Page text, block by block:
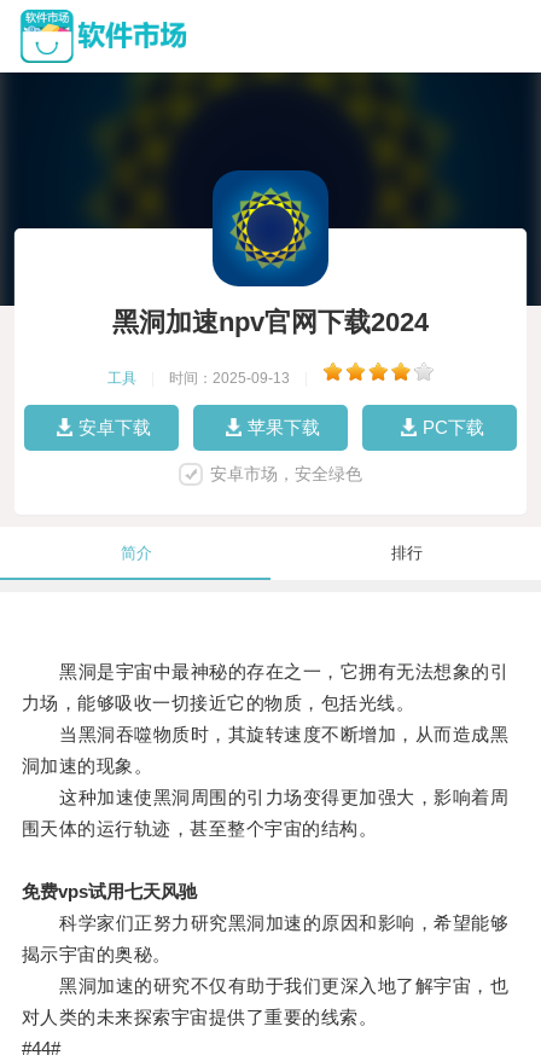
黑洞加速npv官网下载2024
工具 时间：2025-09-13
安卓下载 苹果下载 PC下载
安卓市场，安全绿色
简介 排行
黑洞是宇宙中最神秘的存在之一，它拥有无法想象的引
力场，能够吸收一切接近它的物质，包括光线。
当黑洞吞噬物质时，其旋转速度不断增加，从而造成黑
洞加速的现象。
这种加速使黑洞周围的引力场变得更加强大，影响着周
围天体的运行轨迹，甚至整个宇宙的结构。
免费vps试用七天风驰
科学家们正努力研究黑洞加速的原因和影响，希望能够
揭示宇宙的奥秘。
黑洞加速的研究不仅有助于我们更深入地了解宇宙，也
对人类的未来探索宇宙提供了重要的线索。
#44#